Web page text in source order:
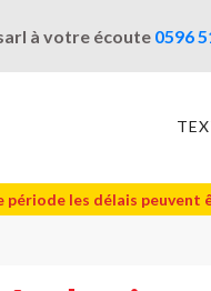
sarl à votre écoute 0596
période les délais peuvent